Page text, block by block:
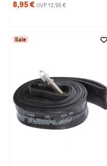
8,95 € UVP 12,95 €
Sale